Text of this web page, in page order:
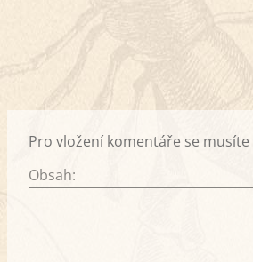
Pro vložení komentáře se musíte
Obsah: